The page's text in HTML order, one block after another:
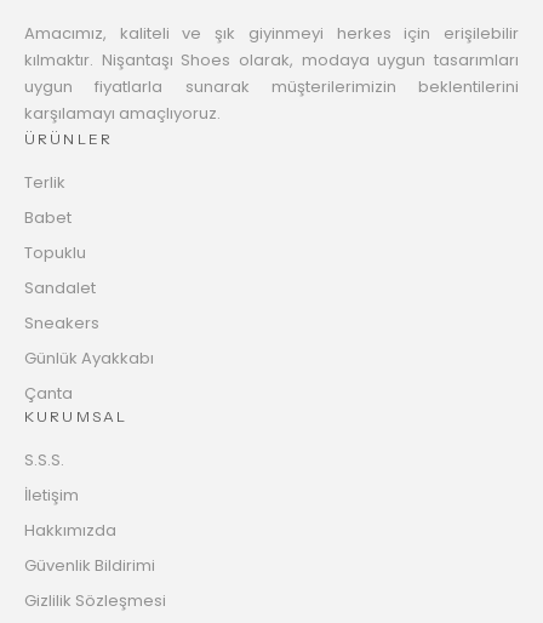
Amacımız, kaliteli ve şık giyinmeyi herkes için erişilebilir
kılmaktır. Nişantaşı Shoes olarak, modaya uygun tasarımları
uygun fiyatlarla sunarak müşterilerimizin beklentilerini
karşılamayı amaçlıyoruz.
ÜRÜNLER
Terlik
Babet
Topuklu
Sandalet
Sneakers
Günlük Ayakkabı
Çanta
KURUMSAL
S.S.S.
İletişim
Hakkımızda
Güvenlik Bildirimi
Gizlilik Sözleşmesi